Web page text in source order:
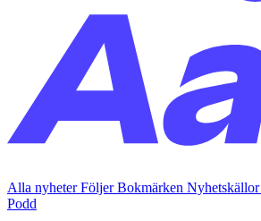
Alla nyheterFöljerBokmärken Nyhetskällor
Podd